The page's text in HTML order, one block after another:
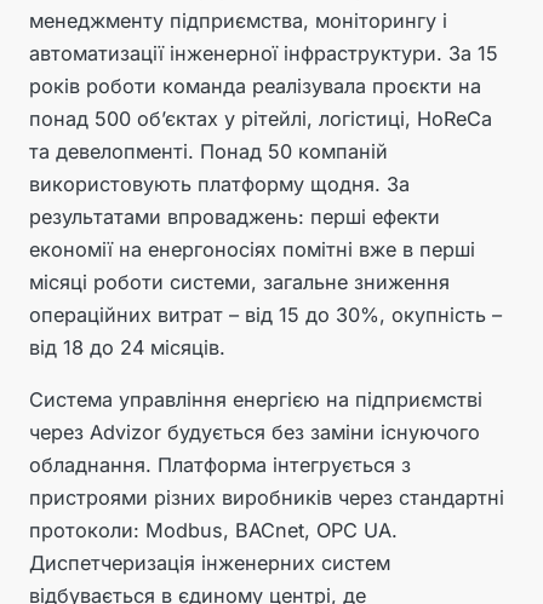
менеджменту підприємства, моніторингу і
автоматизації інженерної інфраструктури. За 15
років роботи команда реалізувала проєкти на
понад 500 об’єктах у рітейлі, логістиці, HoReCa
та девелопменті. Понад 50 компаній
використовують платформу щодня. За
результатами впроваджень: перші ефекти
економії на енергоносіях помітні вже в перші
місяці роботи системи, загальне зниження
операційних витрат – від 15 до 30%, окупність –
від 18 до 24 місяців.
Система управління енергією на підприємстві
через Advizor будується без заміни існуючого
обладнання. Платформа інтегрується з
пристроями різних виробників через стандартні
протоколи: Modbus, BACnet, OPC UA.
Диспетчеризація інженерних систем
відбувається в єдиному центрі, де